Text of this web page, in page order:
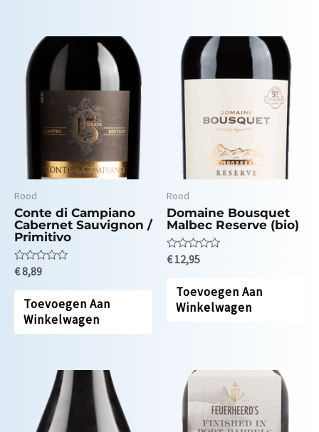
Rood
Conte di Campiano
Cabernet Sauvignon /
Primitivo
Waardering
uit
€8,89
Toevoegen Aan
Winkelwagen
Rood
Domaine Bousquet
Malbec Reserve (bio)
Waardering
€12,95
Toevoegen Aan
Winkelwagen